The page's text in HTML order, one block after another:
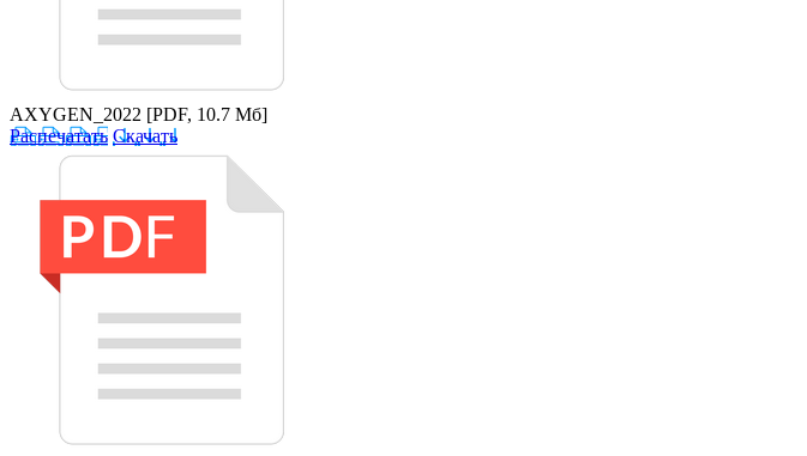
AXYGEN_2022 [PDF, 10.7 Мб]
Распечатать Скачать